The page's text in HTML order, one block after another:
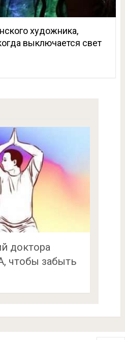
художника,
выключается свет
доктора
забыть